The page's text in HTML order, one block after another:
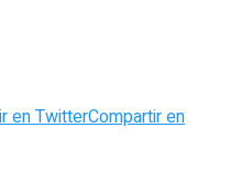
en TwitterCompartir en